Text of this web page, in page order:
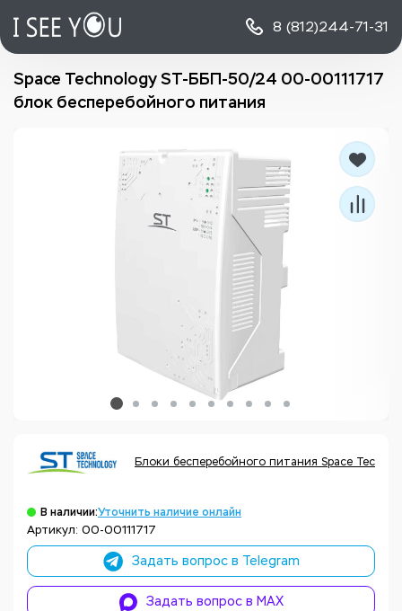
8 (812)244-71-31
Space Technology ST-ББП-50/24 00-00111717
блок бесперебойного питания
Блоки бесперебойного питания Space
В наличии:Уточнить наличие онлайн
Артикул: 00-00111717
Задать вопрос в Telegram
Задать вопрос в MAX